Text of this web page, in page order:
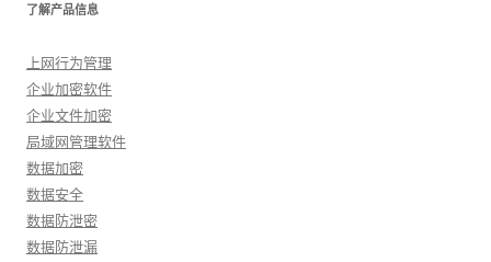
了解产品信息
上网行为管理
企业加密软件
企业文件加密
局域网管理软件
数据加密
数据安全
数据防泄密
数据防泄漏